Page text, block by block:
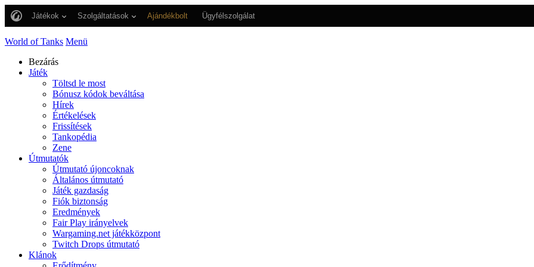
Játékok Szolgáltatások Ajándékbolt Ügyfélszolgálat
World of Tanks Menü
Bezárás
Játék
Töltsd le most
Bónusz kódok beváltása
Hírek
Értékelések
Frissítések
Tankopédia
Zene
Útmutatók
Útmutató újoncoknak
Általános útmutató
Játék gazdaság
Fiók biztonság
Eredmények
Fair Play irányelvek
Wargaming.net játékközpont
Twitch Drops útmutató
Klánok